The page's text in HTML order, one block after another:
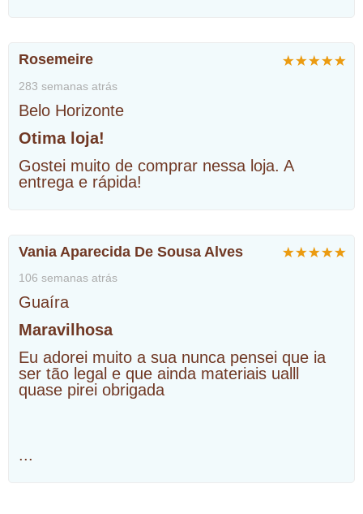
Rosemeire
283 semanas atrás
Belo Horizonte
Otima loja!
Gostei muito de comprar nessa loja. A
entrega e rápida!
Vania Aparecida De Sousa Alves
106 semanas atrás
Guaíra
Maravilhosa
Eu adorei muito a sua nunca pensei que ia
ser tão legal e que ainda materiais ualll
quase pirei obrigada
...